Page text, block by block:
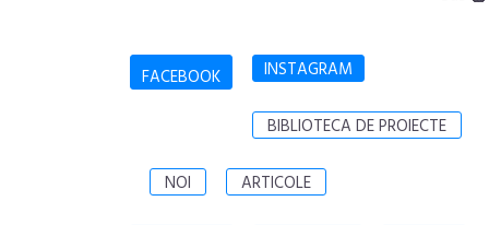
FACEBOOK INSTAGRAM
BIBLIOTECA DE PROIECTE
NOI ARTICOLE